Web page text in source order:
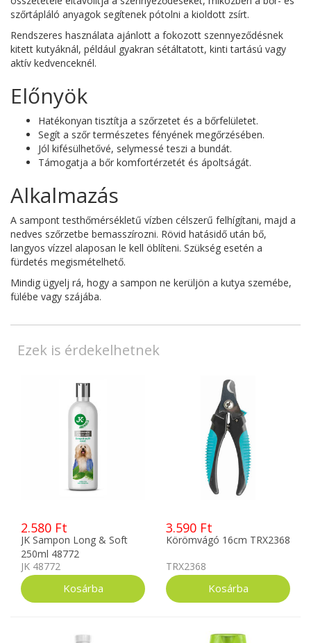
szőrtápláló anyagok segítenek pótolni a kioldott zsírt.
Rendszeres használata ajánlott a fokozott szennyeződésnek
kitett kutyáknál, például gyakran sétáltatott, kinti tartású vagy
aktív kedvenceknél.
Előnyök
Hatékonyan tisztítja a szőrzetet és a bőrfelületet.
Segít a szőr természetes fényének megőrzésében.
Jól kifésülhetővé, selymessé teszi a bundát.
Támogatja a bőr komfortérzetét és ápoltságát.
Alkalmazás
A sampont testhőmérsékletű vízben célszerű felhígítani, majd a
nedves szőrzetbe bemasszírozni. Rövid hatásidő után bő,
langyos vízzel alaposan le kell öblíteni. Szükség esetén a
fürdetés megismételhető.
Mindig ügyelj rá, hogy a sampon ne kerüljön a kutya szemébe,
fülébe vagy szájába.
Ezek is érdekelhetnek
2.580 Ft
JK Sampon Long & Soft
250ml 48772
JK 48772
3.590 Ft
Körömvágó 16cm TRX2368
TRX2368